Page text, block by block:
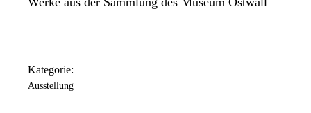
Kategorie:
Ausstellung